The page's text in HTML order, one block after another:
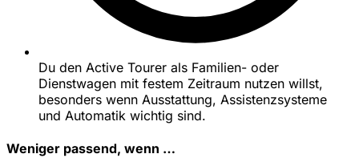
Du den Active Tourer als Familien- oder
Dienstwagen mit festem Zeitraum nutzen willst,
besonders wenn Ausstattung, Assistenzsysteme
und Automatik wichtig sind.
Weniger passend, wenn …